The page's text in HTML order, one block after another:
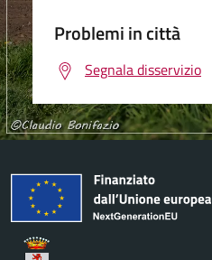
Problemi in città
Segnala disservizio